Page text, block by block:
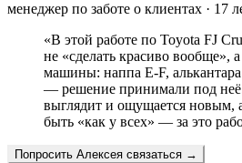
менеджер по заботе о клиентах · 17
«В этой работе по Toyota FJ
не «сделать красиво вообще»,
машины: наппа E-F,
— решение принимали под
выглядит и ощущается новым,
быть «как у всех» — за это
Попросить Алексея связаться →